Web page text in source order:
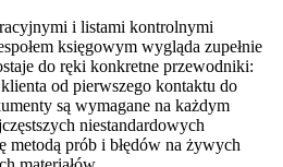
i listami kontrolnymi
księgowym wygląda zupełnie
do ręki konkretne przewodniki:
od pierwszego kontaktu do
są wymagane na każdym
niestandardowych
metodą prób i błędów na żywych